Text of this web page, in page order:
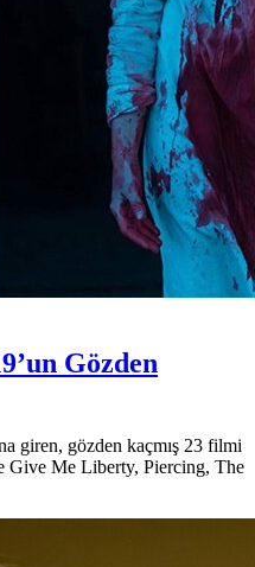
Gözden
giren, gözden kaçmış 23 filmi
Give Me Liberty, Piercing, The